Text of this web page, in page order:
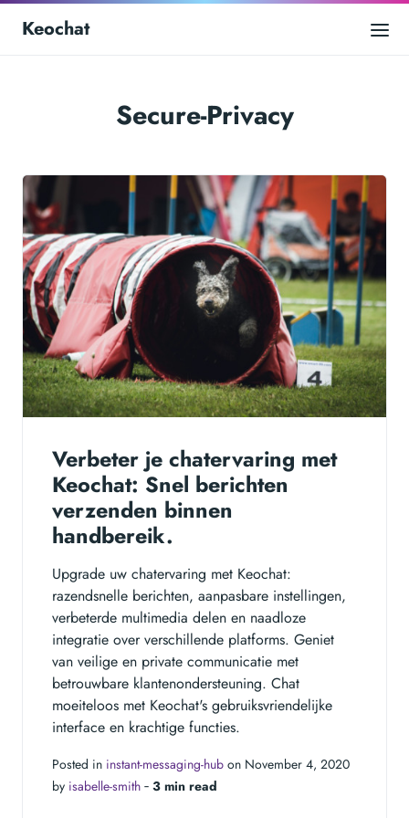
Keochat
Secure-Privacy
Verbeter je chatervaring met
Keochat: Snel berichten
verzenden binnen
handbereik.
Upgrade uw chatervaring met Keochat:
razendsnelle berichten, aanpasbare instellingen,
verbeterde multimedia delen en naadloze
integratie over verschillende platforms. Geniet
van veilige en private communicatie met
betrouwbare klantenondersteuning. Chat
moeiteloos met Keochat's gebruiksvriendelijke
interface en krachtige functies.
Posted in instant-messaging-hub on November 4, 2020
by isabelle-smith ‐ 3 min read